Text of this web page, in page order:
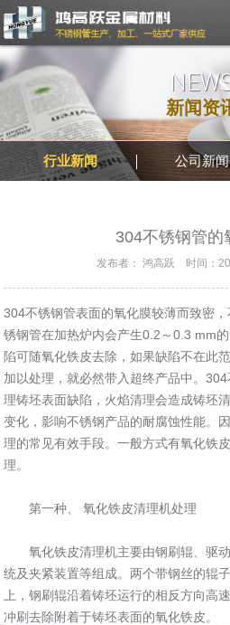
新闻资
行业新闻 公司新闻
304不锈钢管的
发布者： 鸿高跃 时间：
304不锈钢管表面的氧化膜较薄而致密
锈钢管在加热炉内会产生0.2～0.3 mm
陷可随氧化铁皮去除，如果缺陷不在此
加以处理，就必然带入超终产品中。
理铸坯表面缺陷，火焰清理会造成铸坯
变化，影响不锈钢产品的耐腐蚀性能。
理的常见有效手段。一般方式有氧化铁
理。
第一种、 氧化铁皮清理机处理
氧化铁皮清理机主要由钢刷辊、驱动
统及夹紧装置等组成。两个带钢丝的辊
上，钢刷辊沿着铸坯运行的相反方向高
冲刷去除附着于铸坯表面的氧化铁皮。